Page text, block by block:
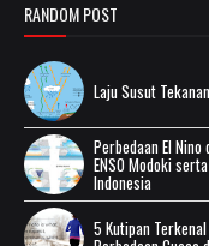
RANDOM POST
Laju Susut
Perbedaan El Nino
ENSO Modoki
Indonesia
5 Kutipan